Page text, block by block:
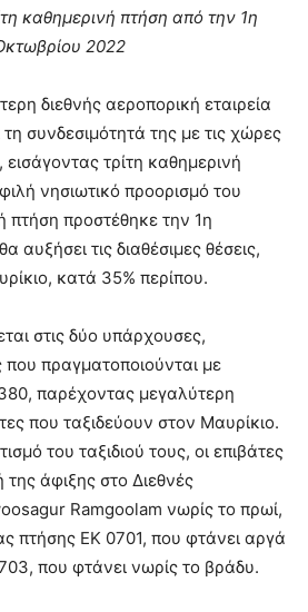
καθημερινή πτήση από την 1η
2022
διεθνής αεροπορική εταιρεία
συνδεσιμότητά της με τις χώρες
τρίτη καθημερινή
νησιωτικό προορισμό του
πτήση προστέθηκε την 1η
αυξήσει τις διαθέσιμες θέσεις,
κατά 35% περίπου.
στις δύο υπάρχουσες,
που πραγματοποιούνται με
παρέχοντας μεγαλύτερη
που ταξιδεύουν στον Μαυρίκιο.
του ταξιδιού τους, οι επιβάτες
άφιξης στο Διεθνές
Ramgoolam νωρίς το πρωί,
πτήσης EK 0701, που φτάνει αργά
που φτάνει νωρίς το βράδυ.